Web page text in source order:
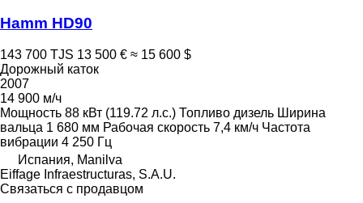
Hamm HD90
143 700 TJS 13 500 € ≈ 15 600 $
Дорожный каток
2007
14 900 м/ч
Мощность 88 кВт (119.72 л.с.) Топливо дизель Ширина
вальца 1 680 мм Рабочая скорость 7,4 км/ч Частота
вибрации 4 250 Гц
Испания, Manilva
Eiffage Infraestructuras, S.A.U.
Связаться с продавцом